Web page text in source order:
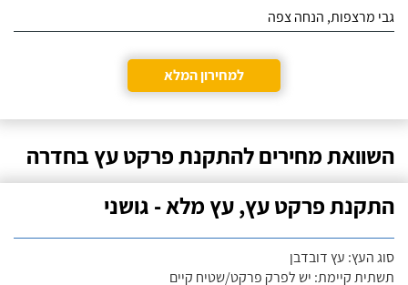
גבי מרצפות, הנחה צפה
למחירון המלא
השוואת מחירים להתקנת פרקט עץ בחדרה
התקנת פרקט עץ, עץ מלא - גושני
סוג העץ: עץ דובדבן
תשתית קיימת: יש לפרק פרקט/שטיח קיים